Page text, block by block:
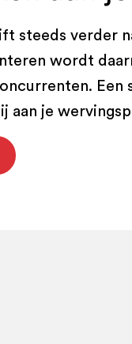
steeds verder
wordt
aan je